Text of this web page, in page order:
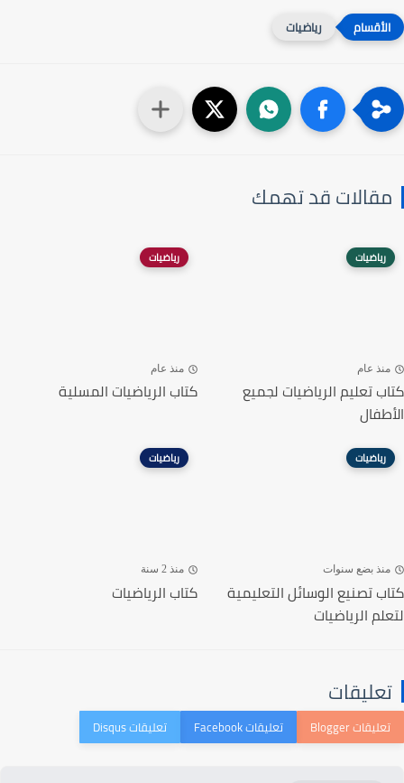
رياضيات
مقالات قد تهمك
رياضيات
منذ عام
كتاب تعليم الرياضيات لجميع
الأطفال
رياضيات
منذ عام
كتاب الرياضيات المسلية
رياضيات
منذ بضع سنوات
كتاب تصنيع الوسائل التعليمية
لتعلم الرياضيات
رياضيات
منذ 2 سنة
كتاب الرياضيات
تعليقات